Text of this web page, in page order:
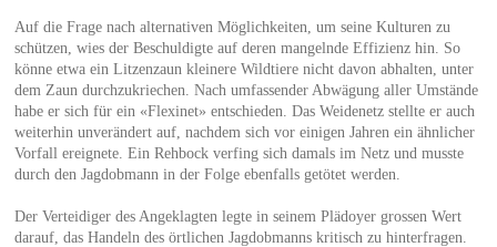
Auf die Frage nach alternativen Möglichkeiten, um seine Kulturen zu
schützen, wies der Beschuldigte auf deren mangelnde Effizienz hin. So
könne etwa ein Litzenzaun kleinere Wildtiere nicht davon abhalten, unter
dem Zaun durchzukriechen. Nach umfassender Abwägung aller Umstände
habe er sich für ein «Flexinet» entschieden. Das Weidenetz stellte er auch
weiterhin unverändert auf, nachdem sich vor einigen Jahren ein ähnlicher
Vorfall ereignete. Ein Rehbock verfing sich damals im Netz und musste
durch den Jagdobmann in der Folge ebenfalls getötet werden.
Der Verteidiger des Angeklagten legte in seinem Plädoyer grossen Wert
darauf, das Handeln des örtlichen Jagdobmanns kritisch zu hinterfragen.